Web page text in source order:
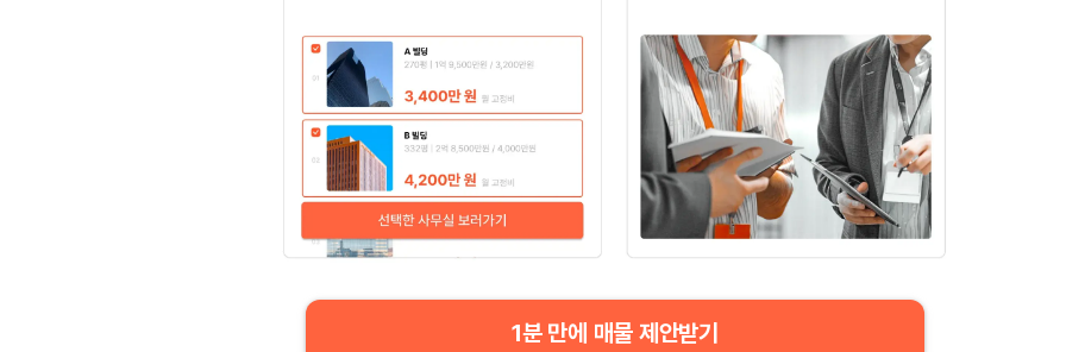
1분 만에 매물 제안받기